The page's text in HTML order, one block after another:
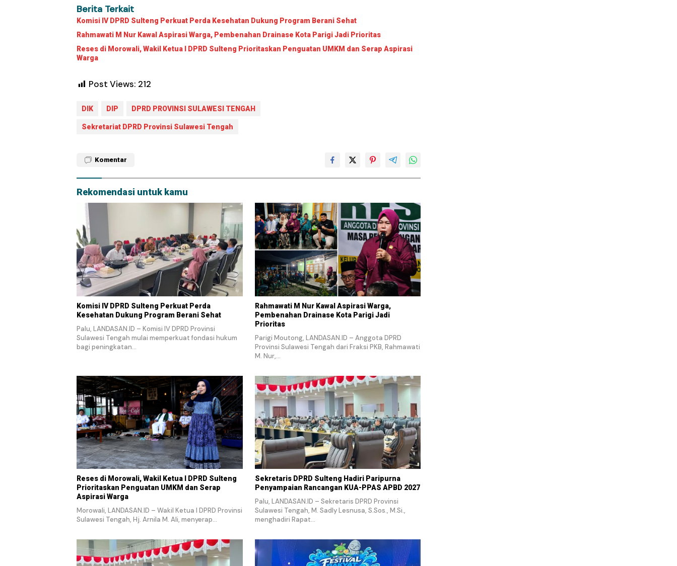
Berita Terkait
Komisi IV DPRD Sulteng Perkuat Perda Kesehatan Dukung Program Berani Sehat
Rahmawati M Nur Kawal Aspirasi Warga, Pembenahan Drainase Kota Parigi Jadi Prioritas
Reses di Morowali, Wakil Ketua I DPRD Sulteng Prioritaskan Penguatan UMKM dan Serap Aspirasi
Warga
Post Views: 212
DIK DIP DPRD PROVINSI SULAWESI TENGAH
Sekretariat DPRD Provinsi Sulawesi Tengah
Komentar
Rekomendasi untuk kamu
Komisi IV DPRD Sulteng Perkuat Perda
Kesehatan Dukung Program Berani Sehat
Palu, LANDASAN.ID – Komisi IV DPRD Provinsi
Sulawesi Tengah mulai memperkuat fondasi hukum
bagi peningkatan…
Rahmawati M Nur Kawal Aspirasi Warga,
Pembenahan Drainase Kota Parigi Jadi
Prioritas
Parigi Moutong, LANDASAN.ID – Anggota DPRD
Provinsi Sulawesi Tengah dari Fraksi PKB, Rahmawati
M. Nur,…
Reses di Morowali, Wakil Ketua I DPRD Sulteng
Prioritaskan Penguatan UMKM dan Serap
Aspirasi Warga
Morowali, LANDASAN.ID – Wakil Ketua I DPRD Provinsi
Sulawesi Tengah, Hj. Arnila M. Ali, menyerap…
Sekretaris DPRD Sulteng Hadiri Paripurna
Penyampaian Rancangan KUA-PPAS APBD 2027
Palu, LANDASAN.ID – Sekretaris DPRD Provinsi
Sulawesi Tengah, M. Sadly Lesnusa, S.Sos., M.Si.,
menghadiri Rapat…